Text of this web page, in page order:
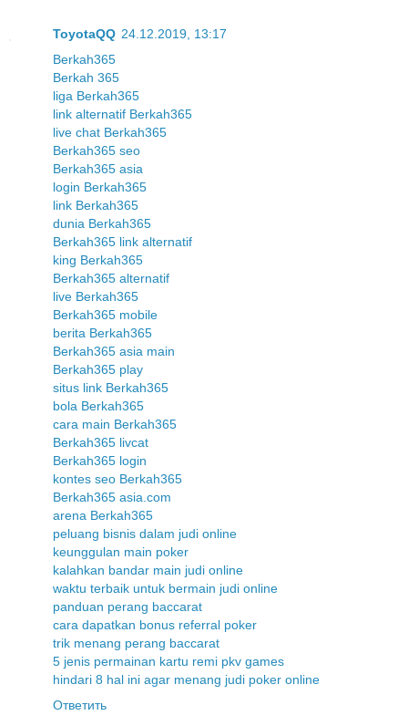
ToyotaQQ 24.12.2019, 13:17
Berkah365
Berkah 365
liga Berkah365
link alternatif Berkah365
live chat Berkah365
Berkah365 seo
Berkah365 asia
login Berkah365
link Berkah365
dunia Berkah365
Berkah365 link alternatif
king Berkah365
Berkah365 alternatif
live Berkah365
Berkah365 mobile
berita Berkah365
Berkah365 asia main
Berkah365 play
situs link Berkah365
bola Berkah365
cara main Berkah365
Berkah365 livcat
Berkah365 login
kontes seo Berkah365
Berkah365 asia.com
arena Berkah365
peluang bisnis dalam judi online
keunggulan main poker
kalahkan bandar main judi online
waktu terbaik untuk bermain judi online
panduan perang baccarat
cara dapatkan bonus referral poker
trik menang perang baccarat
5 jenis permainan kartu remi pkv games
hindari 8 hal ini agar menang judi poker online
Ответить